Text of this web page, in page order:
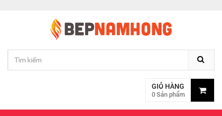
GIỎ HÀNG
0 Sản phẩm